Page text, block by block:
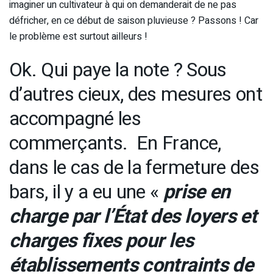
imaginer un cultivateur à qui on demanderait de ne pas
défricher, en ce début de saison pluvieuse ? Passons ! Car
le problème est surtout ailleurs !
Ok. Qui paye la note ? Sous
d’autres cieux, des mesures ont
accompagné les
commerçants. En France,
dans le cas de la fermeture des
bars, il y a eu une «prise en
charge par l’État des loyers et
charges fixes pour les
établissements contraints de